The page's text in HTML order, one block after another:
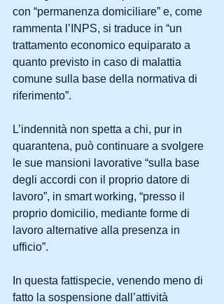
con “permanenza domiciliare” e, come
rammenta l’INPS, si traduce in “un
trattamento economico equiparato a
quanto previsto in caso di malattia
comune sulla base della normativa di
riferimento”.
L’indennità non spetta a chi, pur in
quarantena, può continuare a svolgere
le sue mansioni lavorative “sulla base
degli accordi con il proprio datore di
lavoro”, in smart working, “presso il
proprio domicilio, mediante forme di
lavoro alternative alla presenza in
ufficio”.
In questa fattispecie, venendo meno di
fatto la sospensione dall’attività